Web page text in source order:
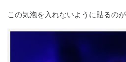
この気泡を入れないように貼るの